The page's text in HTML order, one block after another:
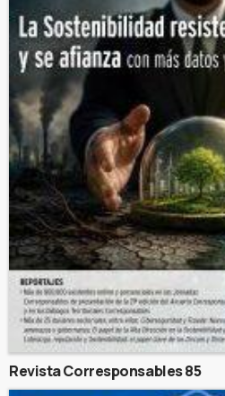
Revista Corresponsables 85